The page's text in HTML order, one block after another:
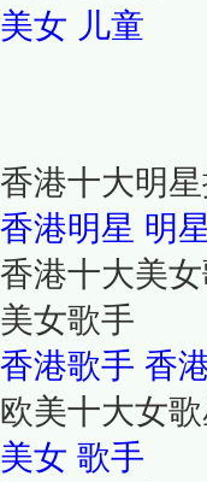
美女 儿童
香港十大明
香港明星 明星
香港十大美
美女歌手
香港歌手 香
欧美十大女
美女 歌手